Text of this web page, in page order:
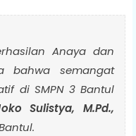
Anaya dan
bahwa semangat
di SMPN 3 Bantul
Sulistya, M.Pd.,